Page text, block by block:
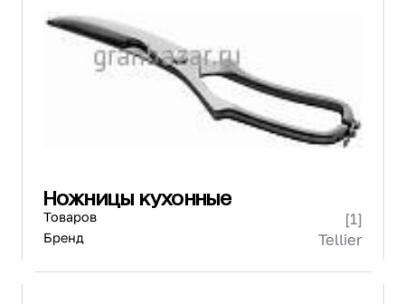
Ножницы кухонные
Товаров [1]
Бренд Tellier